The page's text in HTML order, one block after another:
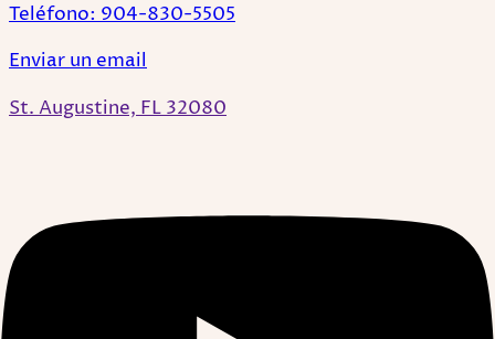
Teléfono: 904-830-5505
Enviar un email
St. Augustine, FL 32080